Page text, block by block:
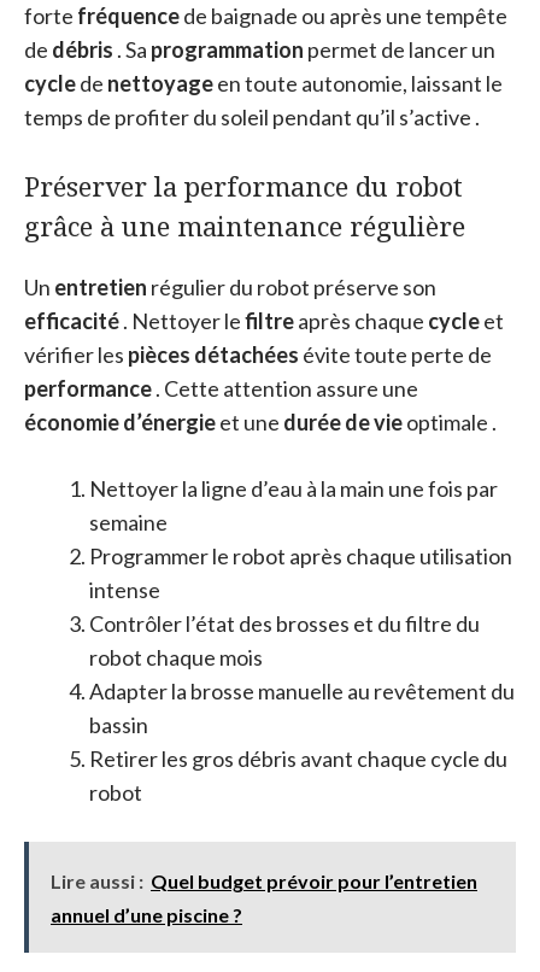
forte fréquencede baignade ou après une tempête
de débris . Sa programmation permet de lancer un
cyclede nettoyageen toute autonomie, laissant le
temps de profiter du soleil pendant qu’il s’active .
Préserver la performance du robot
grâce à une maintenance régulière
Un entretien régulier du robot préserve son
efficacité. Nettoyer lefiltreaprès chaque cycleet
vérifier les pièces détachées évite toute perte de
performance. Cette attention assure une
économie d’énergieet une durée de vieoptimale .
Nettoyer la ligne d’eau à la main une fois par
semaine
Programmer le robot après chaque utilisation
intense
Contrôler l’état des brosses et du filtre du
robot chaque mois
Adapter la brosse manuelle au revêtement du
bassin
Retirer les gros débris avant chaque cycle du
robot
Lire aussi : Quel budget prévoir pour l’entretien
annuel d’une piscine ?